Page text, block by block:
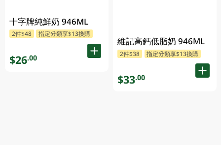
十字牌純鮮奶 946ML
2件$48 指定分類享$13換購
$26.00
維記高鈣低脂奶 946ML
2件$38 指定分類享$13換購
$33.00